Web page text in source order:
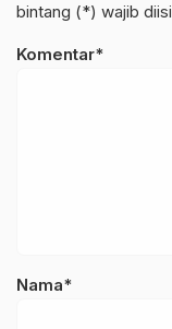
bintang (*) wajib diisi
Komentar*
Nama*